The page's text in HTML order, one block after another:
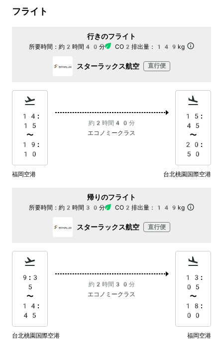
フライト
行きのフライト
所要時間： 約2時間40分 CO2排出量： 149kg
スターラックス航空 直行便
14:
15
〜
19:
10
約2時間40分
エコノミークラス
15:
45
〜
20:
50
福岡空港 台北桃園国際空港
帰りのフライト
所要時間： 約2時間30分 CO2排出量： 149kg
スターラックス航空 直行便
9:3
5
〜
14:
45
約2時間30分
エコノミークラス
13:
05
〜
18:
00
台北桃園国際空港 福岡空港